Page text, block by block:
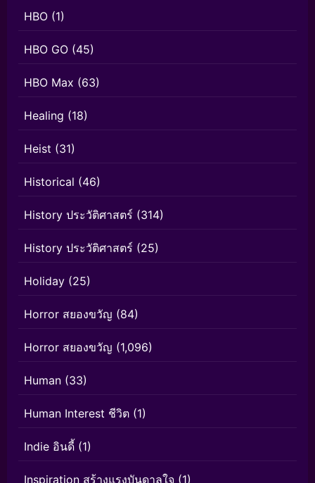
HBO (1)
HBO GO (45)
HBO Max (63)
Healing (18)
Heist (31)
Historical (46)
History ประวัติศาสตร์ (314)
History ประวัติศาสตร์ (25)
Holiday (25)
Horror สยองขวัญ (84)
Horror สยองขวัญ (1,096)
Human (33)
Human Interest ชีวิต (1)
Indie อินดี้ (1)
Inspiration สร้างแรงบันดาลใจ (1)